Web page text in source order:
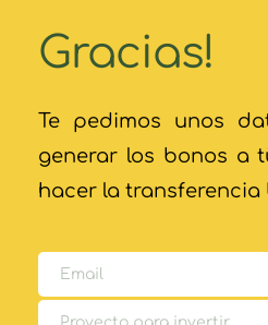
Gracias!
Te pedimos unos
generar los bonos a
hacer la transferencia